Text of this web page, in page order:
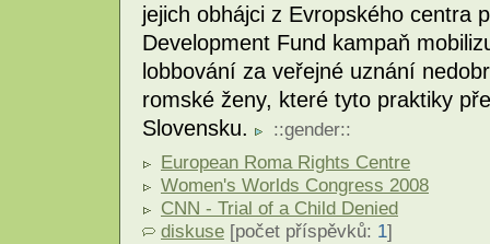
jejich obhájci z Evropského centra
Development Fund kampaň
lobbování za veřejné uznání
romské ženy, které tyto praktiky
Slovensku.
::gender::
European Roma Rights Centre
Women's Worlds Congress 2008
CNN - Trial of a Child Denied
diskuse [počet příspěvků: 1]